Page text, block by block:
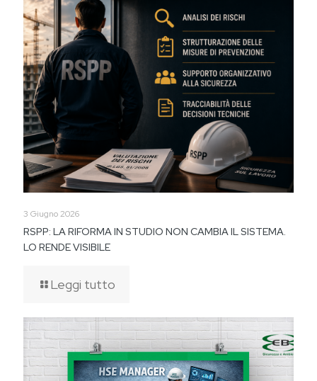
3 Giugno 2026
RSPP: LA RIFORMA IN STUDIO NON CAMBIA IL SISTEMA.
LO RENDE VISIBILE
Leggi tutto